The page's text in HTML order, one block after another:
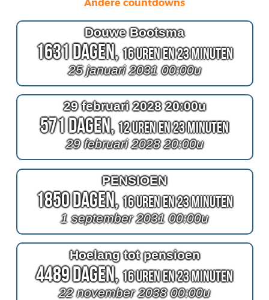
Andere countdowns
Douwe Bootsma
1631 Dagen,16 Uren en 23 Minuten
25 januari 2031 00:00u
29 februari 2028 20:00u
571 Dagen,12 Uren en 23 Minuten
29 februari 2028 20:00u
PENSIOEN
1850 Dagen,16 Uren en 23 Minuten
1 september 2031 00:00u
Hoelang tot pensioen
4489 Dagen,16 Uren en 23 Minuten
22 november 2038 00:00u